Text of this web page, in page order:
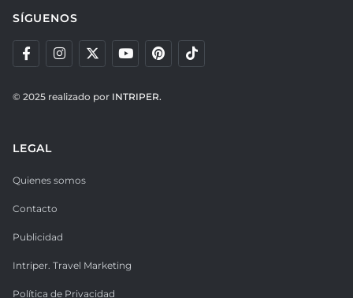
SÍGUENOS
© 2025 realizado por INTRIPER.
LEGAL
Quienes somos
Contacto
Publicidad
Intriper. Travel Marketing
Política de Privacidad